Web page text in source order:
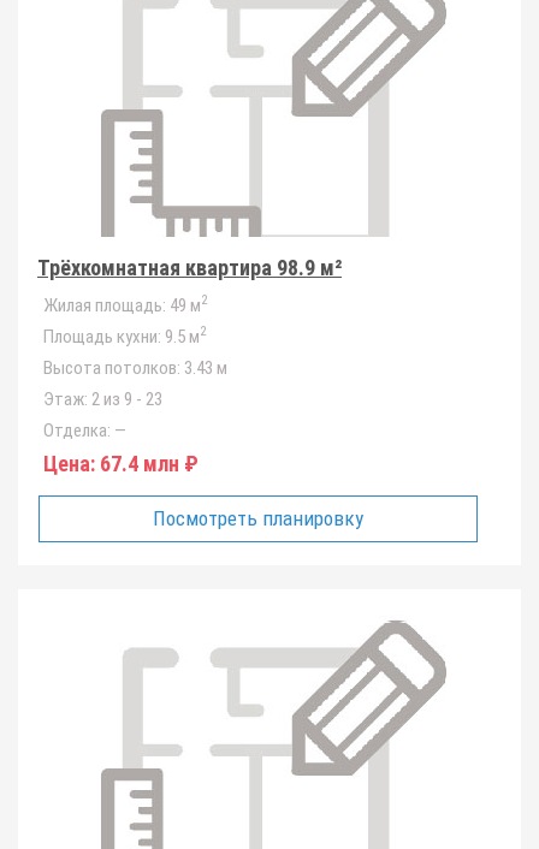
Трёхкомнатная квартира 98.9 м²
Жилая площадь: 49 м2
Площадь кухни: 9.5 м2
Высота потолков: 3.43 м
Этаж: 2 из 9 - 23
Отделка: —
Цена: 67.4 млн ₽
Посмотреть планировку